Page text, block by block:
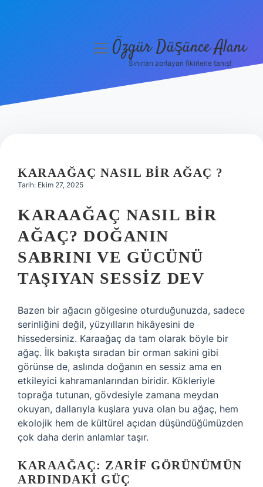
Hakkımızda
menüyüÖzgür Düşünce Alanı
Sınırları zorlayan fikirlerle tanış!
KARAAĞAÇ NASIL BIR AĞAÇ ?
Tarih: Ekim 27, 2025
KARAAĞAÇ NASIL BIR
AĞAÇ? DOĞANIN
SABRINI VE GÜCÜNÜ
TAŞIYAN SESSIZ DEV
Bazen bir ağacın gölgesine oturduğunuzda, sadece
serinliğini değil, yüzyılların hikâyesini de
hissedersiniz. Karaağaç da tam olarak böyle bir
ağaç. İlk bakışta sıradan bir orman sakini gibi
görünse de, aslında doğanın en sessiz ama en
etkileyici kahramanlarından biridir. Kökleriyle
toprağa tutunan, gövdesiyle zamana meydan
okuyan, dallarıyla kuşlara yuva olan bu ağaç, hem
ekolojik hem de kültürel açıdan düşündüğümüzden
çok daha derin anlamlar taşır.
KARAAĞAÇ: ZARIF GÖRÜNÜMÜN
ARDINDAKI GÜÇ